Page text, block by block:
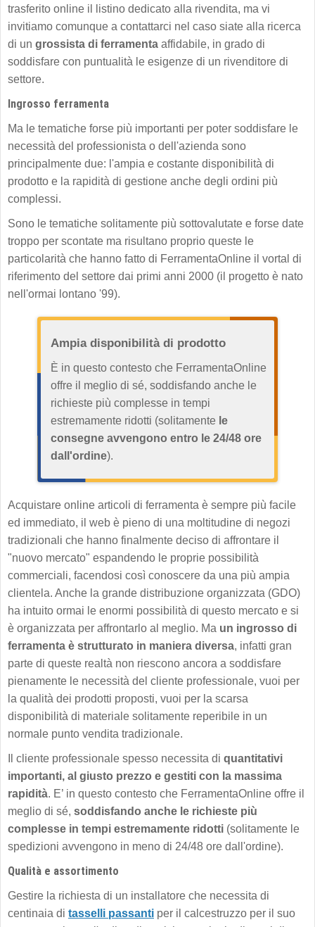
trasferito online il listino dedicato alla rivendita, ma vi
invitiamo comunque a contattarci nel caso siate alla ricerca
di un grossista di ferramenta affidabile, in grado di
soddisfare con puntualità le esigenze di un rivenditore di
settore.
Ingrosso ferramenta
Ma le tematiche forse più importanti per poter soddisfare le
necessità del professionista o dell'azienda sono
principalmente due: l'ampia e costante disponibilità di
prodotto e la rapidità di gestione anche degli ordini più
complessi.
Sono le tematiche solitamente più sottovalutate e forse date
troppo per scontate ma risultano proprio queste le
particolarità che hanno fatto di FerramentaOnline il vortal di
riferimento del settore dai primi anni 2000 (il progetto è nato
nell'ormai lontano '99).
Ampia disponibilità di prodotto
È in questo contesto che FerramentaOnline
offre il meglio di sé, soddisfando anche le
richieste più complesse in tempi
estremamente ridotti (solitamente le
consegne avvengono entro le 24/48 ore
dall'ordine).
Acquistare online articoli di ferramenta è sempre più facile
ed immediato, il web è pieno di una moltitudine di negozi
tradizionali che hanno finalmente deciso di affrontare il
"nuovo mercato" espandendo le proprie possibilità
commerciali, facendosi così conoscere da una più ampia
clientela. Anche la grande distribuzione organizzata (GDO)
ha intuito ormai le enormi possibilità di questo mercato e si
è organizzata per affrontarlo al meglio. Ma un ingrosso di
ferramenta è strutturato in maniera diversa, infatti gran
parte di queste realtà non riescono ancora a soddisfare
pienamente le necessità del cliente professionale, vuoi per
la qualità dei prodotti proposti, vuoi per la scarsa
disponibilità di materiale solitamente reperibile in un
normale punto vendita tradizionale.
Il cliente professionale spesso necessita di quantitativi
importanti, al giusto prezzo e gestiti con la massima
rapidità. E’ in questo contesto che FerramentaOnline offre il
meglio di sé, soddisfando anche le richieste più
complesse in tempi estremamente ridotti (solitamente le
spedizioni avvengono in meno di 24/48 ore dall'ordine).
Qualità e assortimento
Gestire la richiesta di un installatore che necessita di
centinaia di tasselli passanti per il calcestruzzo per il suo